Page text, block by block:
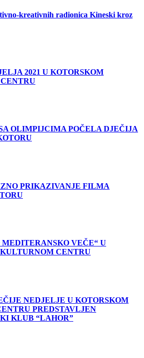
kreativnih radionica Kineski kroz
2021 U KOTORSKOM
OLIMPIJCIMA POČELA DJEČIJA
PRIKAZIVANJE FILMA
VEČE“ U
CENTRU
NEDJELJE U KOTORSKOM
PREDSTAVLJEN
KLUB “LAHOR”